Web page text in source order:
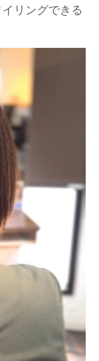
リングできる